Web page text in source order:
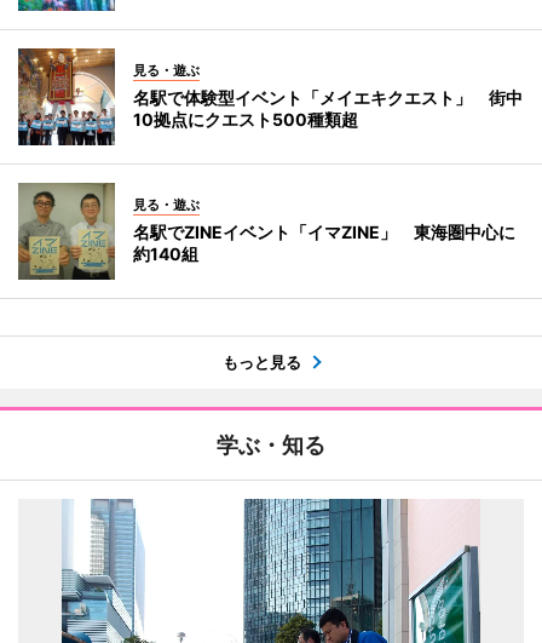
見る・遊ぶ
名駅で体験型イベント「メイエキクエスト」 街中
10拠点にクエスト500種類超
見る・遊ぶ
名駅でZINEイベント「イマZINE」 東海圏中心に
約140組
もっと見る
学ぶ・知る